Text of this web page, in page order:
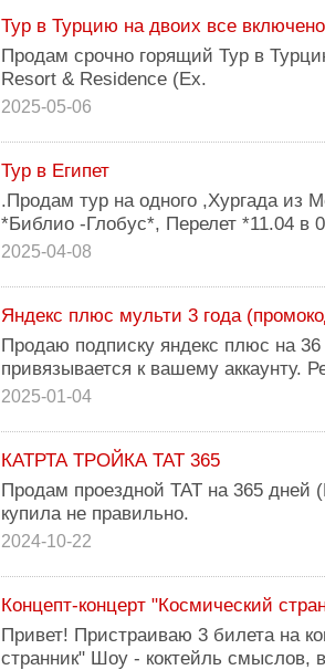
Тур в Турцию на двоих все включено
Продам срочно горящий Тур в
Resort & Residence (Ex.
2025-05-06
Тур в Египет
.Продам тур на одного ,Хургада из
*Библио -Глобус*, Перелет *11.04 в
2025-04-08
Яндекс плюс мульти 3 года
Продаю подписку яндекс плюс на
привязывается к вашему аккаунту.
2025-01-04
КАТРТА ТРОЙКА ТАТ 365
Продам проездной ТАТ на 365 дней
купила не правильно.
2024-10-22
Концепт-концерт "Космический
Привет! Пристраиваю 3 билета на
странник" Шоу - коктейль смыслов,